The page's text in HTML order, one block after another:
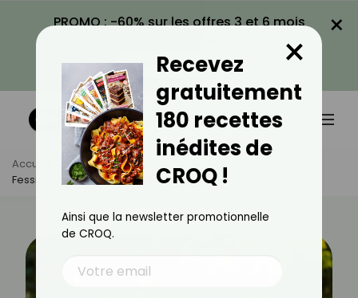
PROMO : -60% sur les offres 3 et 6 mois
VOIR LA PROMO
×
Accueil Actus
Sport
Fessiers Plats : Ces Exercices De Pilates Peuvent Vous Aider
Recevez
gratuitement
180 recettes
inédites de
CROQ !
×
Ainsi que la newsletter promotionnelle
de CROQ.